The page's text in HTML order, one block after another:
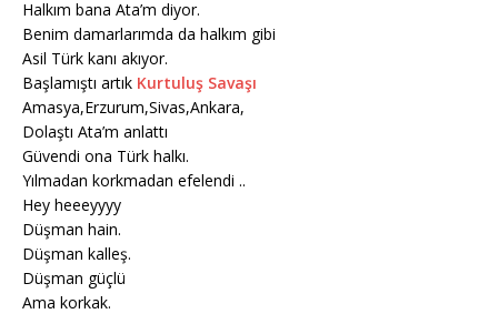
Halkım bana Ata’m diyor.
Benim damarlarımda da halkım gibi
Asil Türk kanı akıyor.
Başlamıştı artık Kurtuluş Savaşı
Amasya,Erzurum,Sivas,Ankara,
Dolaştı Ata’m anlattı
Güvendi ona Türk halkı.
Yılmadan korkmadan efelendi ..
Hey heeeyyyy
Düşman hain.
Düşman kalleş.
Düşman güçlü
Ama korkak.